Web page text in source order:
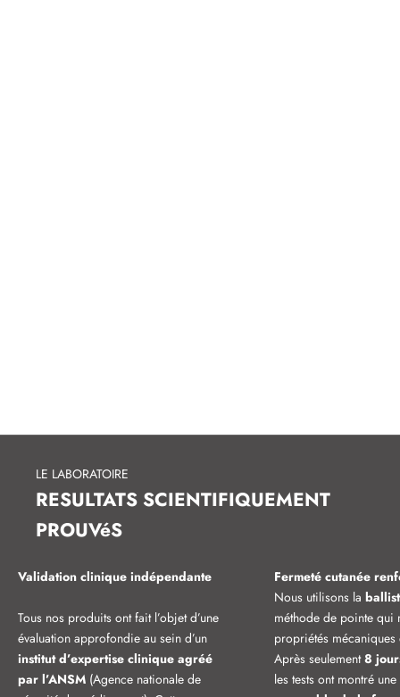
LE LABORATOIRE
RESULTATS SCIENTIFIQUEMENT
PROUVéS
Validation clinique indépendante
Tous nos produits ont fait l’objet d’une
évaluation approfondie au sein d’un
institut d’expertise clinique agréé
par l’ANSM (Agence nationale de
Fermeté cutanée
Nous utilisons la
méthode de pointe qui
propriétés
Après seulement8
les tests ont montré une